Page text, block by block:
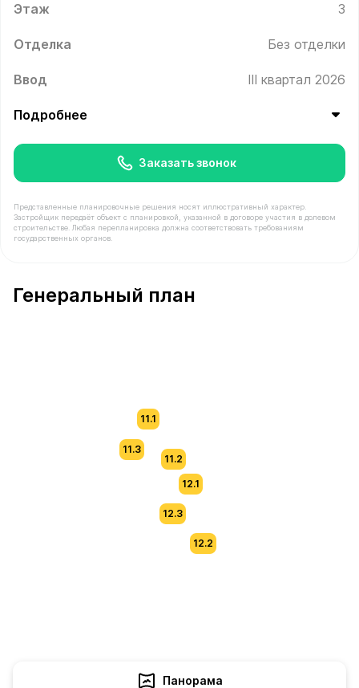
Этаж 3
Отделка Без отделки
Ввод III квартал 2026
Подробнее
Заказать звонок
Представленные планировочные решения носят иллюстративный характер.
Застройщик передаёт объект с планировкой, указанной в договоре участия в долевом
строительстве. Любая перепланировка должна соответствовать требованиям
государственных органов.
Генеральный план
11.3
11.1
11.2
12.1
12.2
12.3
Панорама